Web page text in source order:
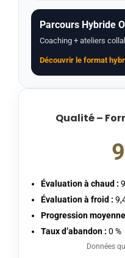
Parcours Hybride
Coaching + ateliers
Découvrir le format
Qualité –
Évaluation à chaud :
Évaluation à froid :
Progression
Taux d’abandon : 0 %
Données